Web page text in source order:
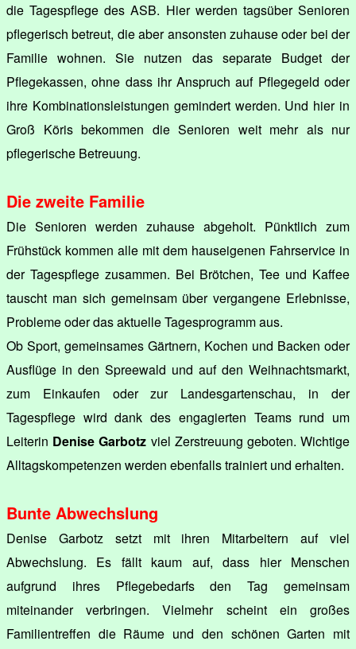
die Tagespflege des ASB. Hier werden tagsüber Senioren
pflegerisch betreut, die aber ansonsten zuhause oder bei der
Familie wohnen. Sie nutzen das separate Budget der
Pflegekassen, ohne dass ihr Anspruch auf Pflegegeld oder
ihre Kombinationsleistungen gemindert werden. Und hier in
Groß Köris bekommen die Senioren weit mehr als nur
pflegerische Betreuung.
Die zweite Familie
Die Senioren werden zuhause abgeholt. Pünktlich zum
Frühstück kommen alle mit dem hauseigenen Fahrservice in
der Tagespflege zusammen. Bei Brötchen, Tee und Kaffee
tauscht man sich gemeinsam über vergangene Erlebnisse,
Probleme oder das aktuelle Tagesprogramm aus.
Ob Sport, gemeinsames Gärtnern, Kochen und Backen oder
Ausflüge in den Spreewald und auf den Weihnachtsmarkt,
zum Einkaufen oder zur Landesgartenschau, in der
Tagespflege wird dank des engagierten Teams rund um
Leiterin Denise Garbotz viel Zerstreuung geboten. Wichtige
Alltagskompetenzen werden ebenfalls trainiert und erhalten.
Bunte Abwechslung
Denise Garbotz setzt mit ihren Mitarbeitern auf viel
Abwechslung. Es fällt kaum auf, dass hier Menschen
aufgrund ihres Pflegebedarfs den Tag gemeinsam
miteinander verbringen. Vielmehr scheint ein großes
Familientreffen die Räume und den schönen Garten mit